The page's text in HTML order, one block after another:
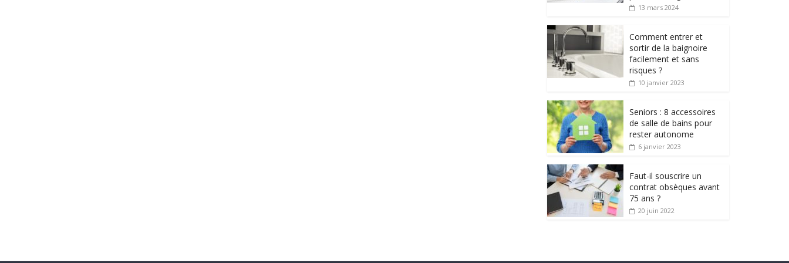
13 mars 2024
Comment entrer et
sortir de la baignoire
facilement et sans
risques ?
10 janvier 2023
Seniors : 8 accessoires
de salle de bains pour
rester autonome
6 janvier 2023
Faut-il souscrire un
contrat obsèques avant
75 ans ?
20 juin 2022